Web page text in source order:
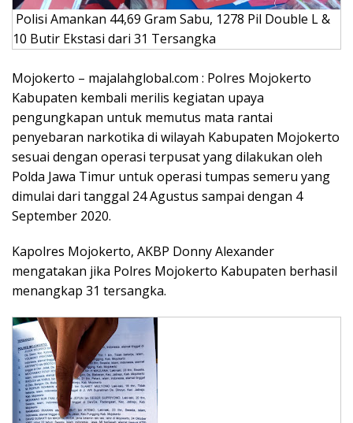
Polisi Amankan 44,69 Gram Sabu, 1278 Pil Double L &
10 Butir Ekstasi dari 31 Tersangka
Mojokerto – majalahglobal.com : Polres Mojokerto
Kabupaten kembali merilis kegiatan upaya
pengungkapan untuk memutus mata rantai
penyebaran narkotika di wilayah Kabupaten Mojokerto
sesuai dengan operasi terpusat yang dilakukan oleh
Polda Jawa Timur untuk operasi tumpas semeru yang
dimulai dari tanggal 24 Agustus sampai dengan 4
September 2020.
Kapolres Mojokerto, AKBP Donny Alexander
mengatakan jika Polres Mojokerto Kabupaten berhasil
menangkap 31 tersangka.